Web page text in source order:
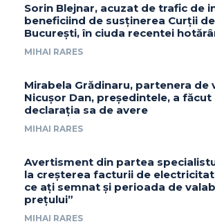
Sorin Blejnar, acuzat de trafic de
beneficiind de susținerea Curții
București, în ciuda recentei
MIHAI RARES
Mirabela Grădinaru, partenera de
Nicușor Dan, președintele, a
declarația sa de avere
MIHAI RARES
Avertisment din partea
la creșterea facturii de
ce ați semnat și perioada de
prețului”
MIHAI RARES